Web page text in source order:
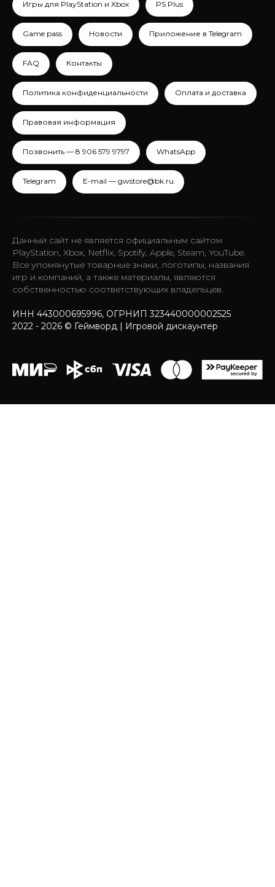
Игры для PlayStation и Xbox PS Plus
Game pass Новости Приложение в Telegram
FAQ Контакты
Политика конфиденциальности Оплата и доставка
Правовая информация
Позвонить — 8 906 579 9797 WhatsApp
Telegram E-mail — gwstore@bk.ru
Данный сайт не является официальным сайтом
PlayStation, Xbox, Netflix, Spotify, Apple, Steam, YouTube.
Все упомянутые товарные знаки, логотипы, названия
игр и компаний, а также материалы, являются
собственностью соответствующих владельцев.
ИНН 443000695996, ОГРНИП 323440000002525
2022 - 2026 © Геймворд | Игровой дискаунтер